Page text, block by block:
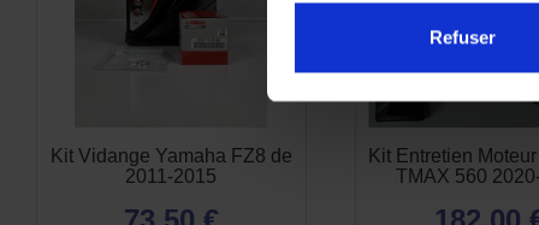
Refuser
Kit Vidange Yamaha FZ8 de
2011-2015
Kit Entretien
TMAX 560